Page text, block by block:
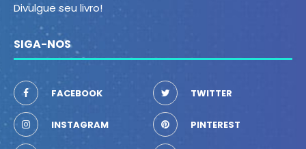
Divulgue seu livro!
SIGA-NOS
FACEBOOK TWITTER
INSTAGRAM PINTEREST